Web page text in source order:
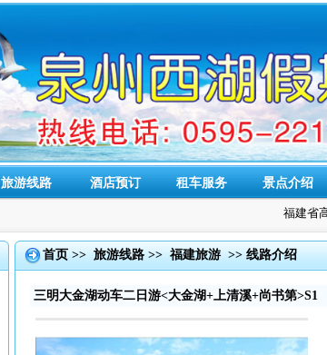
旅游线路 酒店预订 租车服务 景点介绍
福建省高
首页 >> 旅游线路>> 福建旅游>> 线路介绍
三明大金湖动车二日游<大金湖+上清溪+尚书第>S1